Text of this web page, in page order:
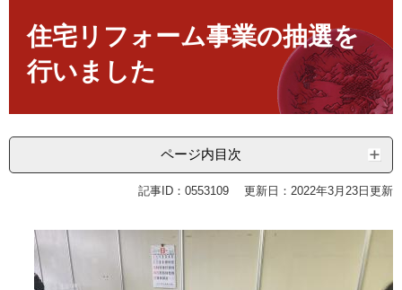
住宅リフォーム事業の抽選を
行いました
ページ内目次
記事ID：0553109 更新日：2022年3月23日更新